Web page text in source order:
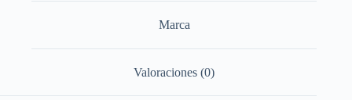
Marca
Valoraciones (0)